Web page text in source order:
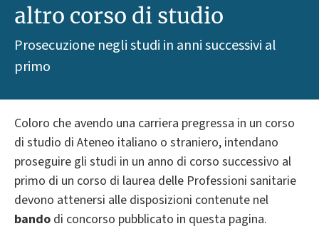
altro corso di studio
Prosecuzione negli studi in anni successivi al
primo
Coloro che avendo una carriera pregressa in un corso
di studio di Ateneo italiano o straniero, intendano
proseguire gli studi in un anno di corso successivo al
primo di un corso di laurea delle Professioni sanitarie
devono attenersi alle disposizioni contenute nel
bando di concorso pubblicato in questa pagina.